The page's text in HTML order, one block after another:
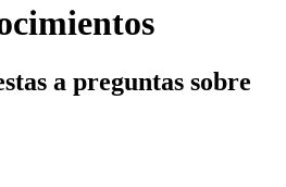
a preguntas sobre